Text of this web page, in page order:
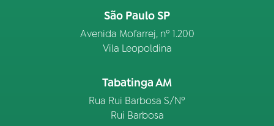
São Paulo SP
Avenida Mofarrej, nº 1.200
Vila Leopoldina
Tabatinga AM
Rua Rui Barbosa S/Nº
Rui Barbosa